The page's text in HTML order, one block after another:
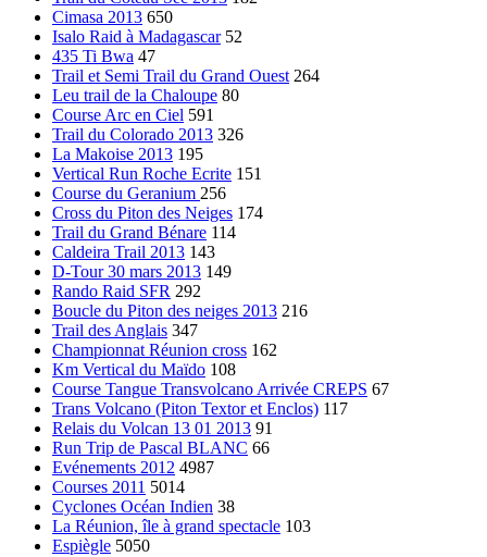
Cimasa 2013 650
Isalo Raid à Madagascar 52
435 Ti Bwa 47
Trail et Semi Trail du Grand Ouest 264
Leu trail de la Chaloupe 80
Course Arc en Ciel 591
Trail du Colorado 2013 326
La Makoise 2013 195
Vertical Run Roche Ecrite 151
Course du Geranium 256
Cross du Piton des Neiges 174
Trail du Grand Bénare 114
Caldeira Trail 2013 143
D-Tour 30 mars 2013 149
Rando Raid SFR 292
Boucle du Piton des neiges 2013 216
Trail des Anglais 347
Championnat Réunion cross 162
Km Vertical du Maïdo 108
Course Tangue Transvolcano Arrivée CREPS 67
Trans Volcano (Piton Textor et Enclos) 117
Relais du Volcan 13 01 2013 91
Run Trip de Pascal BLANC 66
Evénements 2012 4987
Courses 2011 5014
Cyclones Océan Indien 38
La Réunion, île à grand spectacle 103
Espiègle 5050